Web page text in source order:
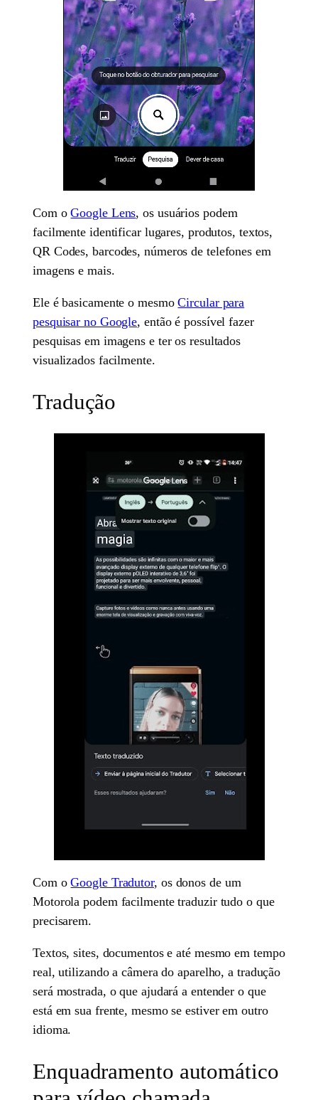
Com oGoogle Lens, os usuários podem
facilmente identificar lugares, produtos, textos,
QR Codes, barcodes, números de telefones em
imagens e mais.
Ele é basicamente o mesmoCircular para
pesquisar no Google, então é possível fazer
pesquisas em imagens e ter os resultados
visualizados facilmente.
Tradução
Com oGoogle Tradutor, os donos de um
Motorola podem facilmente traduzir tudo o que
precisarem.
Textos, sites, documentos e até mesmo em tempo
real, utilizando a câmera do aparelho, a tradução
será mostrada, o que ajudará a entender o que
está em sua frente, mesmo se estiver em outro
idioma.
Enquadramento automático